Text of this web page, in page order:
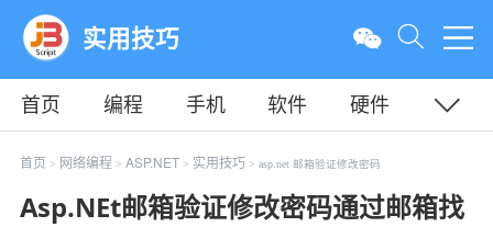
实用技巧
首页 编程 手机 软件
硬件
教程
平面 服务器
首页 > 网络编程 > ASP.NET > 实用技巧 > asp.net 邮箱验证修改密码
Asp.NEt邮箱验证修改密码通过邮箱找